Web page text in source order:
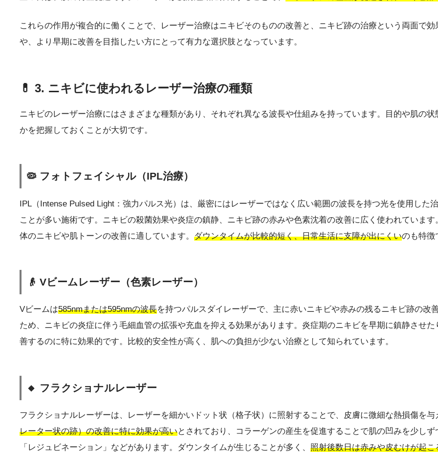
これらの作用が複合的に働くことで、レーザー治療はニキビそのものの改善と、ニキビ跡の治療という両面で
や、より早期に改善を目指したい方にとって有力な選択肢となっています。
💊 3. ニキビに使われるレーザー治療の種類
ニキビのレーザー治療にはさまざまな種類があり、それぞれ異なる波長や仕組みを持っています。目的や肌の
かを把握しておくことが大切です。
🦠 フォトフェイシャル（IPL治療）
IPL（Intense Pulsed Light：強力パルス光）は、厳密にはレーザーではなく広い範囲の波長を持つ光を使用した
ことが多い施術です。ニキビの殺菌効果や炎症の鎮静、ニキビ跡の赤みや色素沈着の改善に広く使われていま
体のニキビや肌トーンの改善に適しています。 ダウンタイムが比較的短く、日常生活に支障が出にくいのも特徴
👴 Vビームレーザー（色素レーザー）
Vビームは585nmまたは595nmの波長を持つパルスダイレーザーで、主に赤いニキビや赤みの残るニキビ跡の改
ため、ニキビの炎症に伴う毛細血管の拡張や充血を抑える効果があります。炎症期のニキビを早期に鎮静させた
善するのに特に効果的です。比較的安全性が高く、肌への負担が少ない治療として知られています。
🔸 フラクショナルレーザー
フラクショナルレーザーは、レーザーを細かいドット状（格子状）に照射することで、皮膚に微細な熱損傷を与
レーター状の跡）の改善に特に効果が高いとされており、コラーゲンの産生を促進することで肌の凹みを少し
「レジュビネーション」などがあります。ダウンタイムが生じることが多く、 照射後数日は赤みや皮むけが起こ